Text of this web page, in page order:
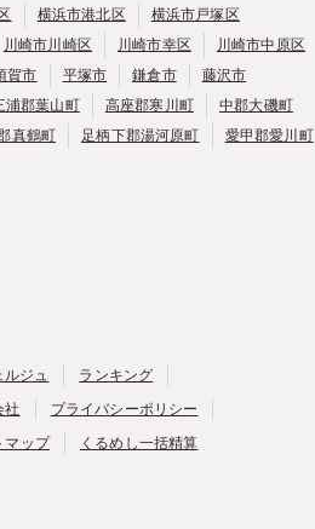
横浜市港北区
横浜市戸塚区
川崎市川崎区 川崎市幸区
川崎市中原区
賀市 平塚市 鎌倉市
藤沢市
浦郡葉山町 高座郡寒川町
中郡大磯町
真鶴町 足柄下郡湯河原町
愛甲郡愛川町
ルジュ
ランキング
社
プライバシーポリシー
マップ くるめし一括精算